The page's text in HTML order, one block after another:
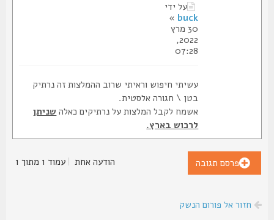
על ידי
buck
»
30 מרץ
2022,
07:28
עשיתי חיפוש וראיתי שרוב ההמלצות זה נרתיק
בטן \ חגורה אלסטית.
אשמח לקבל המלצות על נרתיקים כאלהשניתן
לרכוש בארץ.
פרסם תגובה הודעה אחת |עמוד1מתוך1
חזור אל פורום הנשק